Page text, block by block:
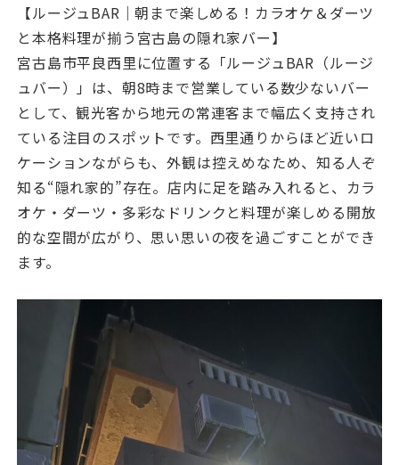
【ルージュBAR｜朝まで楽しめる！カラオケ＆ダーツ
と本格料理が揃う宮古島の隠れ家バー】
宮古島市平良西里に位置する「ルージュBAR（ルージ
ュバー）」は、朝8時まで営業している数少ないバー
として、観光客から地元の常連客まで幅広く支持され
ている注目のスポットです。西里通りからほど近いロ
ケーションながらも、外観は控えめなため、知る人ぞ
知る“隠れ家的”存在。店内に足を踏み入れると、カラ
オケ・ダーツ・多彩なドリンクと料理が楽しめる開放
的な空間が広がり、思い思いの夜を過ごすことができ
ます。